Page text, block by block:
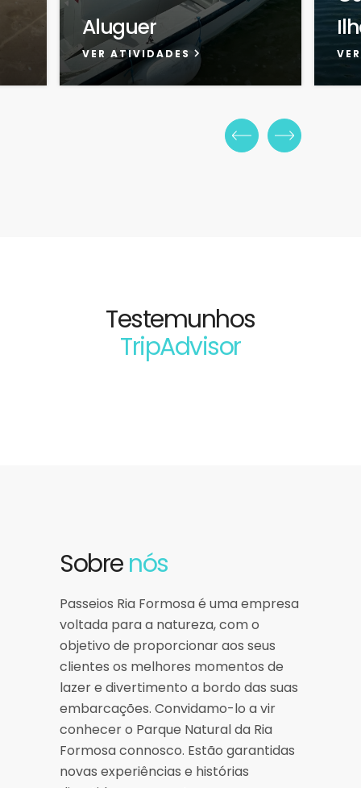
Aluguer
VER ATIVIDADES
Testemunhos
TripAdvisor
Sobrenós
Passeios Ria Formosa é uma empresa
voltada para a natureza, com o
objetivo de proporcionar aos seus
clientes os melhores momentos de
lazer e divertimento a bordo das suas
embarcações. Convidamo-lo a vir
conhecer o Parque Natural da Ria
Formosa connosco. Estão garantidas
novas experiências e histórias